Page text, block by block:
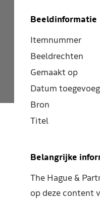
Beeldinformatie
Itemnummer
Beeldrechten
Gemaakt op
Datum
Bron
Titel
Belangrijke
The Hague &
op deze content